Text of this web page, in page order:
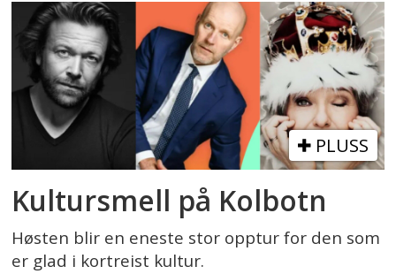
PLUSS
Kultursmell på Kolbotn
Høsten blir en eneste stor opptur for den som
er glad i kortreist kultur.